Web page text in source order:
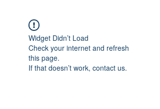
Widget Didn’t Load
Check your internet and refresh
this page.
If that doesn’t work, contact us.